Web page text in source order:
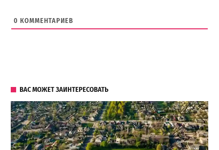
0 КОММЕНТАРИЕВ
ВАС МОЖЕТ ЗАИНТЕРЕСОВАТЬ